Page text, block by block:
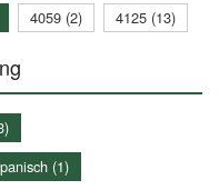
4059 (2) 4125 (13)
(1)